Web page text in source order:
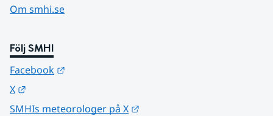
Om smhi.se
Följ SMHI
Facebook
X
SMHIs meteorologer på X